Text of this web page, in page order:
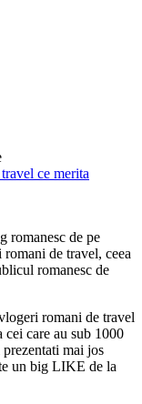
ce merita
romanesc de pe
de travel, ceea
romanesc de
romani de travel
care au sub 1000
mai jos
un big LIKE de la